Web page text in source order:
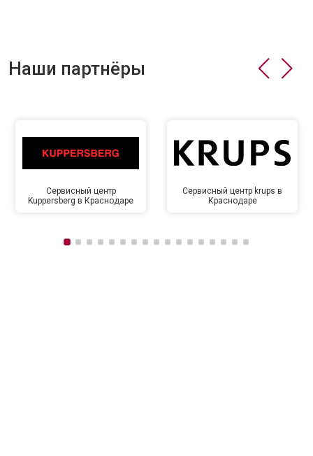
Наши партнёры
Сервисный центр
Kuppersberg в Краснодаре
Сервисный центр krups в
Краснодаре